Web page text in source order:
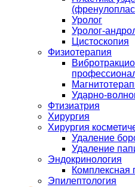
Уролог
Уролог-
Цистоскопия
Физиотерапия
Ударно-
Фтизиатрия
Хирургия
Хирургия
Удаление
Удаление
Эндокринология
Комплексная
Эпилептология